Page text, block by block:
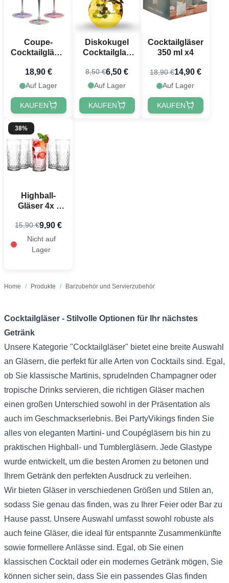
Home / Produkte / Barzubehör und Servierzubehör
Coupe-
Cocktailgläser
18,90 €
Auf Lager
KAUFEN
Diskokugel
Cocktailglas
8,50 €6,50 €
Auf Lager
KAUFEN
Cocktailgläser
350 ml x4
18,90 €14,90 €
Auf Lager
KAUFEN
38%
Highball-
Gläser 4x -
15,90 €9,90 €
Nicht auf
Lager
Cocktailgläser - Stilvolle Optionen für Ihr nächstes
Getränk
Unsere Kategorie "Cocktailgläser" bietet eine breite Auswahl
an Gläsern, die perfekt für alle Arten von Cocktails sind. Egal,
ob Sie klassische Martinis, sprudelnden Champagner oder
tropische Drinks servieren, die richtigen Gläser machen
einen großen Unterschied sowohl in der Präsentation als
auch im Geschmackserlebnis. Bei PartyVikings finden Sie
alles von eleganten Martini- und Coupégläsern bis hin zu
praktischen Highball- und Tumblergläsern. Jede Glastype
wurde entwickelt, um die besten Aromen zu betonen und
Ihrem Getränk den perfekten Ausdruck zu verleihen.
Wir bieten Gläser in verschiedenen Größen und Stilen an,
sodass Sie genau das finden, was zu Ihrer Feier oder Bar zu
Hause passt. Unsere Auswahl umfasst sowohl robuste als
auch feine Gläser, die ideal für entspannte Zusammenkünfte
sowie formellere Anlässe sind. Egal, ob Sie einen
klassischen Cocktail oder ein modernes Getränk mögen, Sie
können sicher sein, dass Sie ein passendes Glas finden